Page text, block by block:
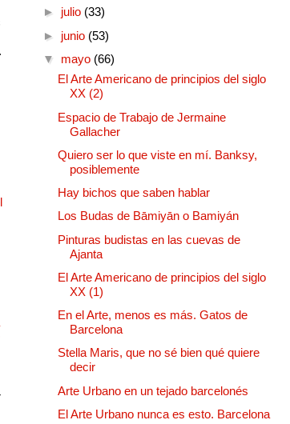
► julio (33)
► junio (53)
▼ mayo (66)
El Arte Americano de principios del siglo
XX (2)
Espacio de Trabajo de Jermaine
Gallacher
Quiero ser lo que viste en mí. Banksy,
posiblemente
Hay bichos que saben hablar
Los Budas de Bāmiyān o Bamiyán
Pinturas budistas en las cuevas de
Ajanta
El Arte Americano de principios del siglo
XX (1)
En el Arte, menos es más. Gatos de
Barcelona
Stella Maris, que no sé bien qué quiere
decir
Arte Urbano en un tejado barcelonés
El Arte Urbano nunca es esto. Barcelona